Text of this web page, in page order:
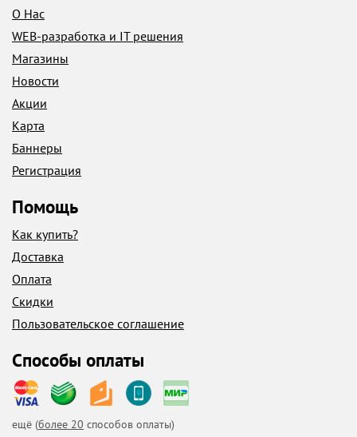
О Нас
WEB-разработка и IT решения
Магазины
Новости
Акции
Карта
Баннеры
Регистрация
Помощь
Как купить?
Доставка
Оплата
Скидки
Пользовательское соглашение
Способы оплаты
ещё (более 20 способов оплаты)